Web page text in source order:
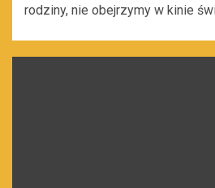
rodziny, nie obejrzymy w kinie